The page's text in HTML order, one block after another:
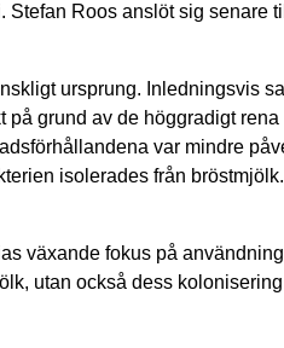
Roos anslöt sig senare
ursprung. Inledningsvis
grund av de höggradigt
var mindre
isolerades från
växande fokus på
utan också dess